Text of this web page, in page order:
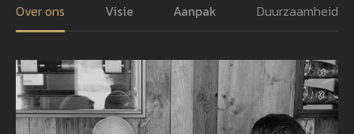
Over ons Visie Aanpak Duurzaamheid